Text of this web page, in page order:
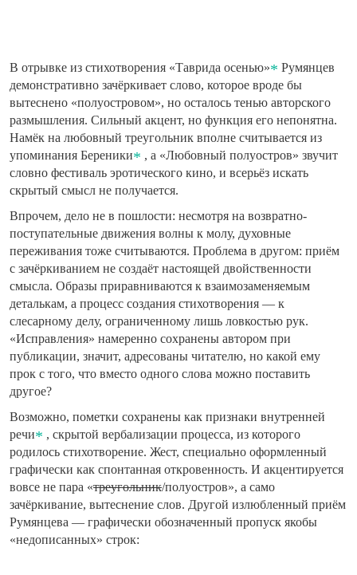
В отрывке из стихотворения «Таврида осенью» Румянцев
демонстративно зачёркивает слово, которое вроде бы
вытеснено «полуостровом», но осталось тенью авторского
размышления. Сильный акцент, но функция его непонятна.
Намёк на любовный треугольник вполне считывается из
упоминания Береники
, а «Любовный полуостров» звучит
словно фестиваль эротического кино, и всерьёз искать
скрытый смысл не получается.
Впрочем, дело не в пошлости: несмотря на возвратно-
поступательные движения волны к молу, духовные
переживания тоже считываются. Проблема в другом: приём
с зачёркиванием не создаёт настоящей двойственности
смысла. Образы приравниваются к взаимозаменяемым
деталькам, а процесс создания стихотворения — к
слесарному делу, ограниченному лишь ловкостью рук.
«Исправления» намеренно сохранены автором при
публикации, значит, адресованы читателю, но какой ему
прок с того, что вместо одного слова можно поставить
другое?
Возможно, пометки сохранены как признаки внутренней
речи
, скрытой вербализации процесса, из которого
родилось стихотворение. Жест, специально оформленный
графически как спонтанная откровенность. И акцентируется
вовсе не пара «треугольник/полуостров», а само
зачёркивание, вытеснение слов. Другой излюбленный приём
Румянцева — графически обозначенный пропуск якобы
«недописанных» строк: